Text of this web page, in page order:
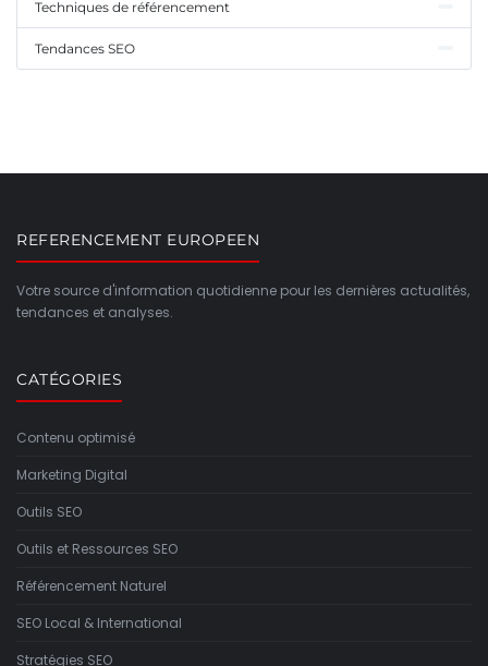
Techniques de référencement
Tendances SEO
REFERENCEMENT EUROPEEN
Votre source d'information quotidienne pour les dernières actualités,
tendances et analyses.
CATÉGORIES
Contenu optimisé
Marketing Digital
Outils SEO
Outils et Ressources SEO
Référencement Naturel
SEO Local & International
Stratégies SEO